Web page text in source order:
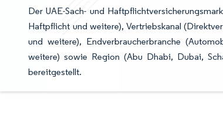
Der UAE-Sach- und
Haftpflicht und weitere), Vertriebskanal
und weitere), Endverbraucherbranche
weitere) sowie Region (Abu Dhabi, Dubai,
bereitgestellt.